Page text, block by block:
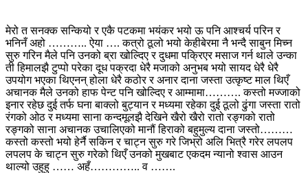
मेरो त सनक्क सन्कियो र एकै पटकमा भयंकर भयो ऊ पनि आश्चर्य परिन र
भनिनँ अहो ……….. ऐया …. कत्रो ठूलो भयो केहीबेरमा नै भन्दै साबुन मिच्न
सुरु गरिन मैले पनि उनको ब्रा खोल्दिए र दुधमा पक्रिएर मसाज गर्न थाले उन्का
ती हिमालझै टुप्पो परेका दूध पक्रदा धेरै मजाको अनुभब भयो सायद धेरै धेरै
उपयोग भएका थिएनन् होला धेरै कठोर र अनार दाना जस्ता उत्कृष्ट माल थिएँ
अचानक मैले उनको हाफ पेन्ट पनि खोल्दिए र आम्मामा………. कस्तो मज्जाको
इनार रहेछ दुई तर्फ घना बाक्लो बुट्यान र मध्यमा रहेका दुई ठूलो ढुंगा जस्ता रातो
रंगको ओठ र मध्यमा साना कन्दमूलझै देखिने खैरो खैरो रातो रङ्गको रातो
रङ्गको साना अचानक उचालिएको मानौं हिराको बहुमुल्य दाना जस्तो………
कस्तो कस्तो भयो हेर्नै सकिन र चाट्न सुरु गरे जिभ्रो अलि भित्रै गरेर लपलप
लपलप के चाट्न सुरु गरेको थिएँ उनको मुखबाट एकदम न्यानो श्वास आउन
थाल्यो उहुहु …… अहँ………….. व …….